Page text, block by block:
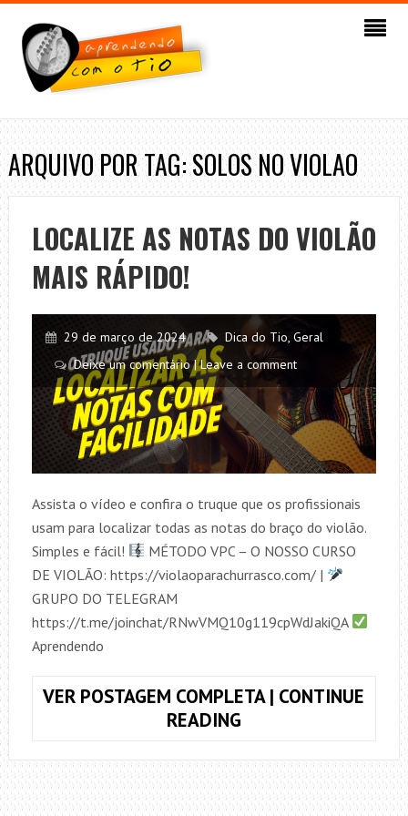
ARQUIVO POR TAG: SOLOS NO VIOLAO
LOCALIZE AS NOTAS DO VIOLÃO
MAIS RÁPIDO!
29 de março de 2024 Dica do Tio, Geral
Deixe um comentário | Leave a comment
Assista o vídeo e confira o truque que os profissionais
usam para localizar todas as notas do braço do violão.
Simples e fácil!
MÉTODO VPC – O NOSSO CURSO
DE VIOLÃO: https://violaoparachurrasco.com/ |
GRUPO DO TELEGRAM
https://t.me/joinchat/RNwVMQ10g119cpWdJakiQA
Aprendendo
VER POSTAGEM COMPLETA | CONTINUE
READINGLOCALIZE
NOTAS
DO